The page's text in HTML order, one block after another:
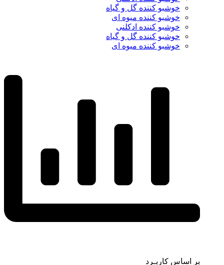
خوشبو کننده گل و گیاه
خوشبو کننده میوه ای
خوشبو کننده ادکلنی
خوشبو کننده گل و گیاه
خوشبو کننده میوه ای
بر اساس کاربـرد